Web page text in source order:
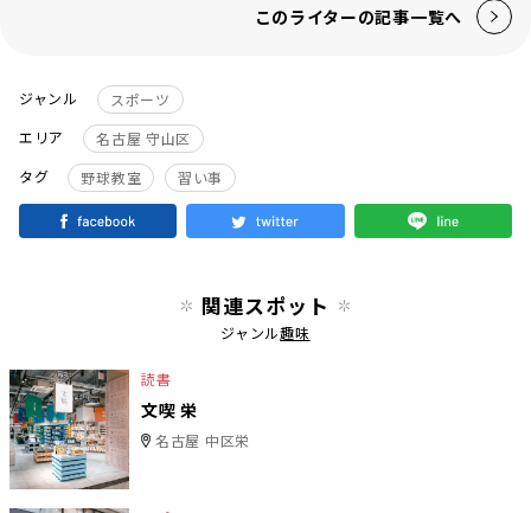
このライターの記事一覧へ
ジャンル
スポーツ
エリア
名古屋 守山区
タグ
野球教室 習い事
関連スポット
ジャンル趣味
読書
文喫 栄
名古屋 中区栄